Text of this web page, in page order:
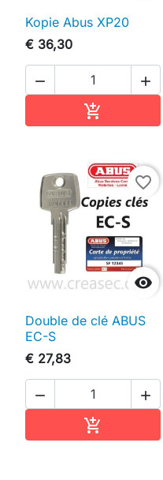
Kopie Abus XP20
€ 36,30
 


favorite_border
Double de clé ABUS
EC-S
€ 27,83
 
